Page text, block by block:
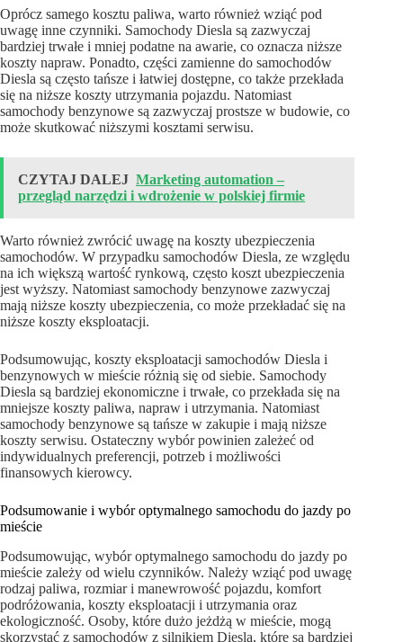
Oprócz samego kosztu paliwa, warto również wziąć pod
uwagę inne czynniki. Samochody Diesla są zazwyczaj
bardziej trwałe i mniej podatne na awarie, co oznacza niższe
koszty napraw. Ponadto, części zamienne do samochodów
Diesla są często tańsze i łatwiej dostępne, co także przekłada
się na niższe koszty utrzymania pojazdu. Natomiast
samochody benzynowe są zazwyczaj prostsze w budowie, co
może skutkować niższymi kosztami serwisu.
CZYTAJ DALEJ Marketing automation –
przegląd narzędzi i wdrożenie w polskiej firmie
Warto również zwrócić uwagę na koszty ubezpieczenia
samochodów. W przypadku samochodów Diesla, ze względu
na ich większą wartość rynkową, często koszt ubezpieczenia
jest wyższy. Natomiast samochody benzynowe zazwyczaj
mają niższe koszty ubezpieczenia, co może przekładać się na
niższe koszty eksploatacji.
Podsumowując, koszty eksploatacji samochodów Diesla i
benzynowych w mieście różnią się od siebie. Samochody
Diesla są bardziej ekonomiczne i trwałe, co przekłada się na
mniejsze koszty paliwa, napraw i utrzymania. Natomiast
samochody benzynowe są tańsze w zakupie i mają niższe
koszty serwisu. Ostateczny wybór powinien zależeć od
indywidualnych preferencji, potrzeb i możliwości
finansowych kierowcy.
Podsumowanie i wybór optymalnego samochodu do jazdy po
mieście
Podsumowując, wybór optymalnego samochodu do jazdy po
mieście zależy od wielu czynników. Należy wziąć pod uwagę
rodzaj paliwa, rozmiar i manewrowość pojazdu, komfort
podróżowania, koszty eksploatacji i utrzymania oraz
ekologiczność. Osoby, które dużo jeżdżą w mieście, mogą
skorzystać z samochodów z silnikiem Diesla, które są bardziej